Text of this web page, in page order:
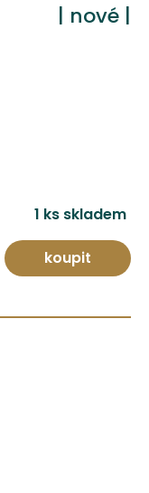
| nové |
1 ks skladem
koupit